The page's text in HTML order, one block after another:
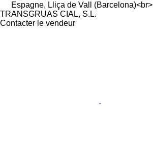
Espagne, Lliça de Vall (Barcelona)<br>
TRANSGRUAS CIAL, S.L.
Contacter le vendeur